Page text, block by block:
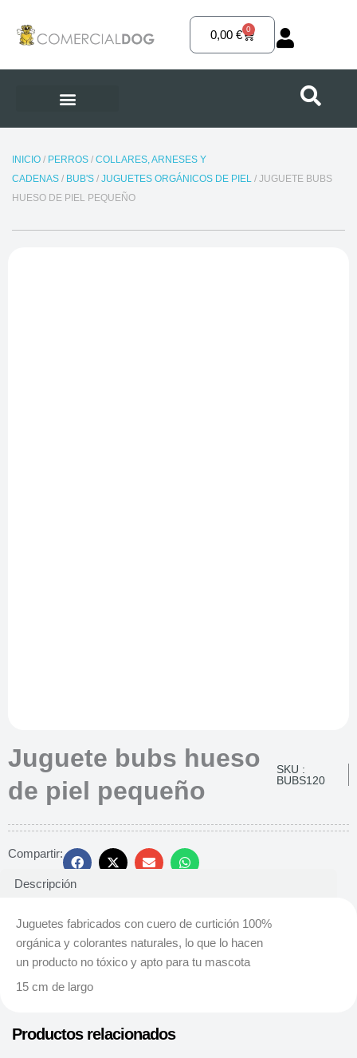
contenido
0,00€ 0
Carrito
INICIO/ PERROS/ COLLARES, ARNESES Y
CADENAS/ BUB'S/ JUGUETES ORGÁNICOS DE PIEL/ JUGUETE BUBS
HUESO DE PIEL PEQUEÑO
Juguete bubs hueso
de piel pequeño
SKU :
BUBS120
Compartir:
Descripción
Juguetes fabricados con cuero de curtición 100%
orgánica y colorantes naturales, lo que lo hacen
un producto no tóxico y apto para tu mascota
15 cm de largo
Productos relacionados